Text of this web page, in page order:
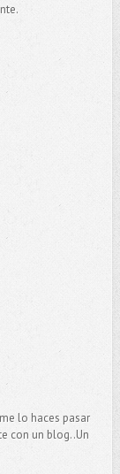
lo haces pasar
con un blog..Un